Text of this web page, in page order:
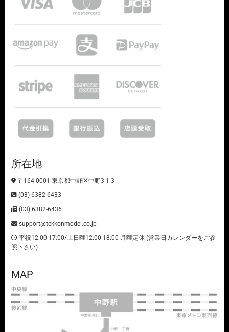
所在地
〒164-0001 東京都中野区中野3-1-3
(03) 6382-6433
(03) 6382-6436
support@tekkonmodel.co.jp
平祝12:00-17:00/土日曜12:00-18:00 月曜定休 (営業日カレンダーをご参
照下さい)
MAP